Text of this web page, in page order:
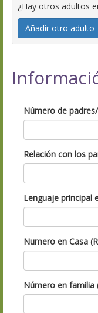
¿Hay otros adultos
Añadir otro adulto
Número de
Relación con los
Lenguaje principal
Numero en Casa
Número en familia